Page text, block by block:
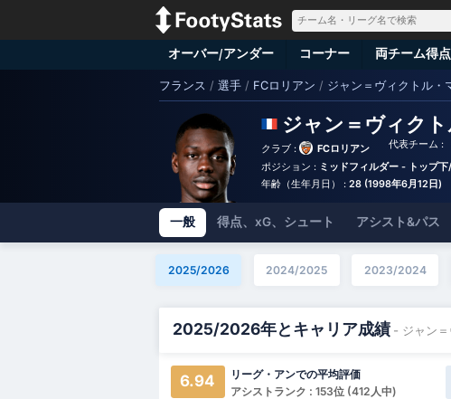
オーバー/アンダー コーナー 両チーム得点
フランス / 選手 / FCロリアン / ジャン＝ヴィクトル・
ジャン＝ヴィク
クラブ : FCロリアン 代表チーム :
ポジション : ミッドフィルダー - トップ
年齢（生年月日） : 28 (1998年6月12日)
一般 得点、xG、シュート アシスト&パス
2025/2026 2024/2025 2023/2024
2025/2026年とキャリア成績 - ジャン
6.94
リーグ・アンでの平均評価
アシストランク : 153位 (412人中)